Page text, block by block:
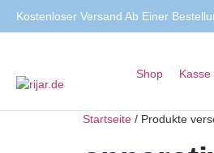
Kostenloser Versand Ab Einer
Shop Kasse
Startseite / Produkte